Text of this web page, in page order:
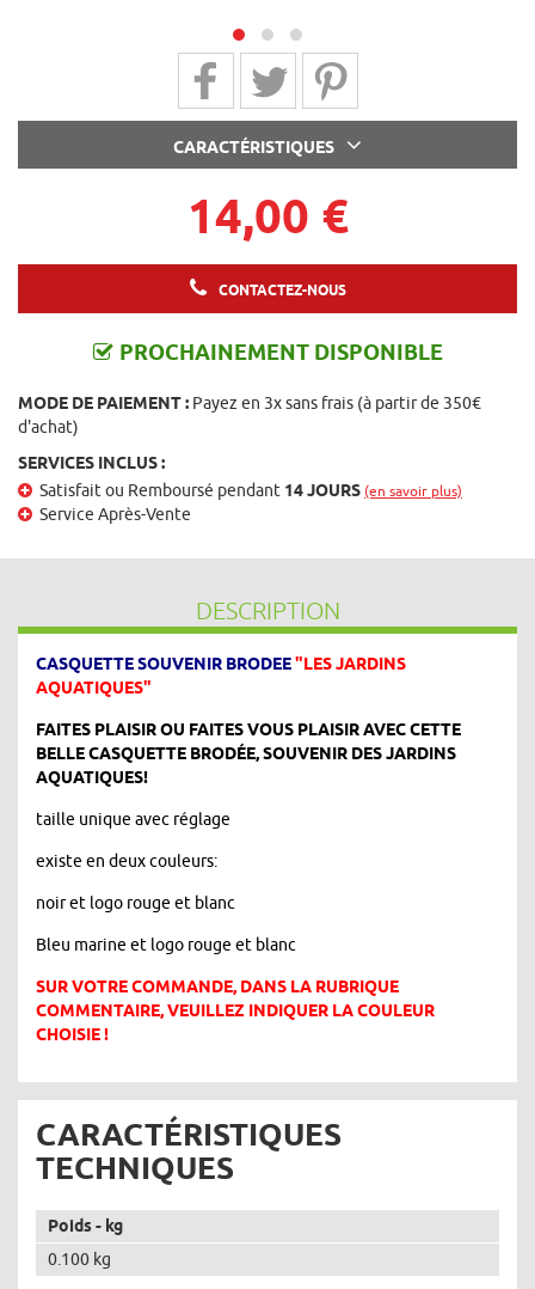
Partager sur Facebook
Partager sur Twitter
Partager sur Pinterest
CARACTÉRISTIQUES
14,00 €
CONTACTEZ-NOUS
PROCHAINEMENT DISPONIBLE
MODE DE PAIEMENT : Payez en 3x sans frais (à partir de 350€
d'achat)
SERVICES INCLUS :
Satisfait ou Remboursé pendant 14 JOURS (en savoir plus)
Service Après-Vente
DESCRIPTION
CASQUETTE SOUVENIR BRODEE"LES JARDINS
AQUATIQUES"
FAITES PLAISIR OU FAITES VOUS PLAISIR AVEC CETTE
BELLE CASQUETTE BRODÉE, SOUVENIR DES JARDINS
AQUATIQUES!
taille unique avec réglage
existe en deux couleurs:
noir et logo rouge et blanc
Bleu marine et logo rouge et blanc
SUR VOTRE COMMANDE, DANS LA RUBRIQUE
COMMENTAIRE, VEUILLEZ INDIQUER LA COULEUR
CHOISIE !
CARACTÉRISTIQUES
TECHNIQUES
Poids - kg
0.100 kg